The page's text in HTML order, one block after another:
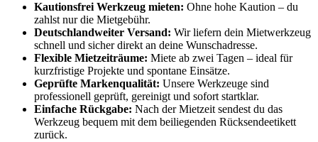
Kautionsfrei Werkzeug mieten: Ohne hohe Kaution – du
zahlst nur die Mietgebühr.
Deutschlandweiter Versand: Wir liefern dein Mietwerkzeug
schnell und sicher direkt an deine Wunschadresse.
Flexible Mietzeiträume: Miete ab zwei Tagen – ideal für
kurzfristige Projekte und spontane Einsätze.
Geprüfte Markenqualität: Unsere Werkzeuge sind
professionell geprüft, gereinigt und sofort startklar.
Einfache Rückgabe: Nach der Mietzeit sendest du das
Werkzeug bequem mit dem beiliegenden Rücksendeetikett
zurück.